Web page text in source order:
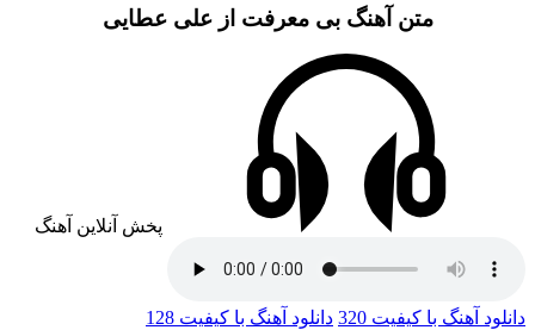
متن آهنگ بی معرفت از علی عطایی
پخش آنلاین آهنگ
دانلود آهنگ با کیفیت 320 دانلود آهنگ با کیفیت 128